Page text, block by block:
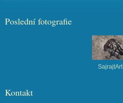
Poslední fotografie
SajrajtArt
Kontakt